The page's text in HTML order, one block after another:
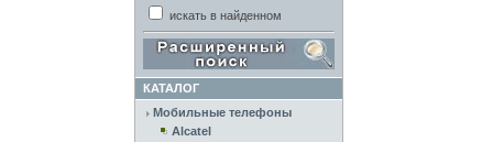
искать в найденном
КАТАЛОГ
Мобильные телефоны
Alcatel